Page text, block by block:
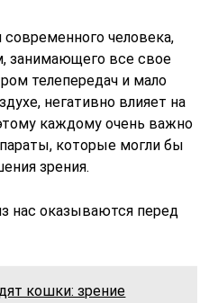
человека,
занимающего все свое
телепередач и мало
негативно влияет на
каждому очень важно
которые могли бы
зрения.
нас оказываются перед
кошки: зрение